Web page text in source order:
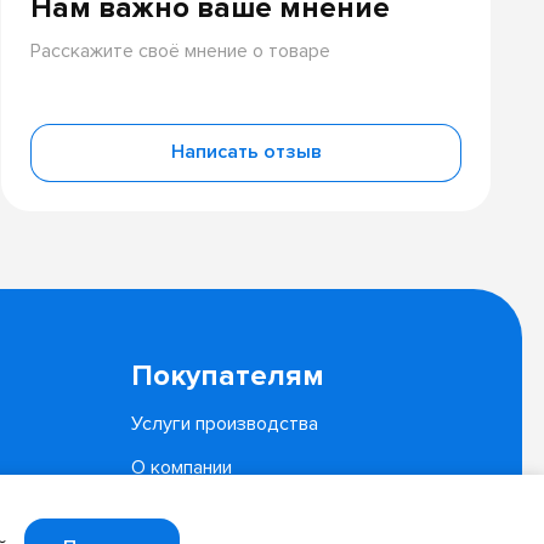
Нам важно ваше мнение
Расскажите своё мнение о товаре
Написать отзыв
Покупателям
Услуги производства
О компании